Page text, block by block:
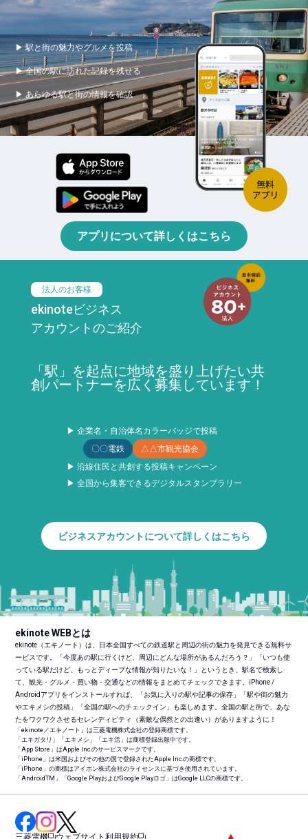
▶ 駅と街の魅力やグルメを投稿
▶ 全国の駅に訪れた記録を残せる
▶ あらゆる駅と街の情報を確認
アプリについて詳しくはこちら
法人のお客様
ekinoteビジネス
アカウントのご紹介
「駅」を起点に地域を盛り上げたい共
創パートナーを広く募集しています！
▶ 企業名・自治体名カラーバッジで投稿
〇〇電鉄
△△市観光協会
▶ 沿線住民と共創する投稿キャンペーン
▶ 全国から集客できるデジタルスタンプラリー
ビジネスアカウントについて詳しくはこちら
ekinote WEBとは
ekinote（エキノート）は、日本全国すべての鉄道駅と周辺の街の魅力を発見できる無料サ
ービスです。「今度あの駅に行くけど、周辺にどんな場所があるんだろう？」「いつも使
っている駅だけど、もっとディープな情報が知りたいな！」というとき、駅名で検索し
て、観光・グルメ・買い物・交通などの情報をまとめてチェックできます。iPhone /
Androidアプリをインストールすれば、「お気に入りの駅や記事の保存」「駅や街の魅力
やエキメシの投稿」「全国の駅へのチェックイン」も楽しめます。全国の駅と街で、あな
たをワクワクさせるセレンディピティ（素敵な偶然との出逢い）がありますように！
「ekinote／エキノート」は三菱電機株式会社の登録商標です。
「エキガタリ」「エキメシ」「エキ活」は商標登録出願中です。
「App Store」はApple Inc.のサービスマークです。
「iPhone」は米国およびその他の国で登録されたApple Inc.の商標です。
「iPhone」の商標はアイホン株式会社のライセンスに基づき使用されています。
「AndroidTM 」「Google PlayおよびGoogle Playロゴ」はGoogle LLCの商標です。
三菱電機 ウェブサイト利用規約